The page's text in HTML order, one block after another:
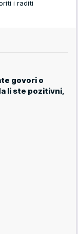
i raditi
govori o
li ste pozitivni,